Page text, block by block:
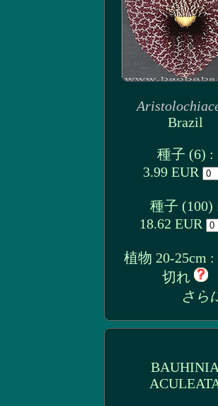
Brazil
種子 (6) :
3.99 EUR
種子 (100)
18.62 EUR
植物 20-25cm
切れ
さら
BAUHINIA